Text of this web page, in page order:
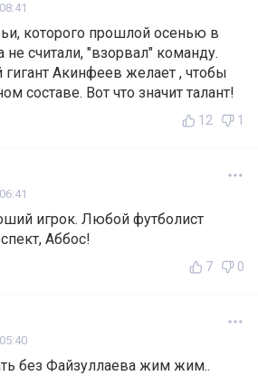
которого прошлой осенью в
не считали, "взорвал" команду.
гигант Акинфеев желает , чтобы
составе. Вот что значит талант!
12 1
игрок. Любой футболист
Аббос!
7 0
без Файзуллаева жим жим..